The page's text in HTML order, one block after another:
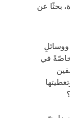
بحثًا عن
في